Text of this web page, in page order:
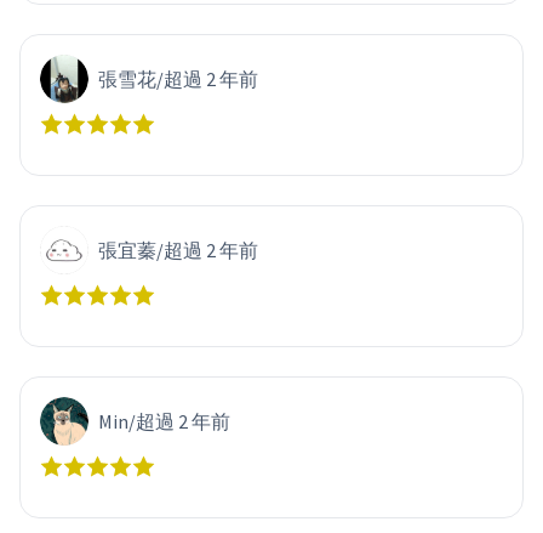
張雪花/超過 2 年前
張宜蓁/超過 2 年前
Min/超過 2 年前